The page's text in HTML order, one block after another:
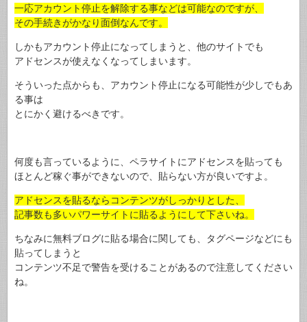
一応アカウント停止を解除する事などは可能なのですが、
その手続きがかなり面倒なんです。
しかもアカウント停止になってしまうと、他のサイトでも
アドセンスが使えなくなってしまいます。
そういった点からも、アカウント停止になる可能性が少しでもあ
る事は
とにかく避けるべきです。
何度も言っているように、ペラサイトにアドセンスを貼っても
ほとんど稼ぐ事ができないので、貼らない方が良いですよ。
アドセンスを貼るならコンテンツがしっかりとした、
記事数も多いパワーサイトに貼るようにして下さいね。
ちなみに無料ブログに貼る場合に関しても、タグページなどにも
貼ってしまうと
コンテンツ不足で警告を受けることがあるので注意してください
ね。